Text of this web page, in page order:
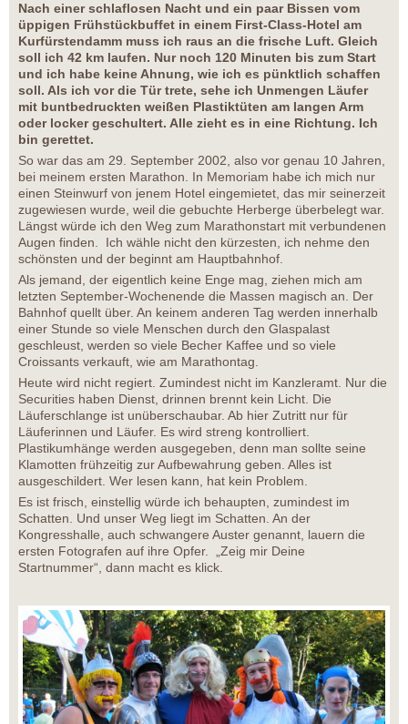
Nach einer schlaflosen Nacht und ein paar Bissen vom
üppigen Frühstückbuffet in einem First-Class-Hotel am
Kurfürstendamm muss ich raus an die frische Luft. Gleich
soll ich 42 km laufen. Nur noch 120 Minuten bis zum Start
und ich habe keine Ahnung, wie ich es pünktlich schaffen
soll. Als ich vor die Tür trete, sehe ich Unmengen Läufer
mit buntbedruckten weißen Plastiktüten am langen Arm
oder locker geschultert. Alle zieht es in eine Richtung. Ich
bin gerettet.
So war das am 29. September 2002, also vor genau 10 Jahren,
bei meinem ersten Marathon. In Memoriam habe ich mich nur
einen Steinwurf von jenem Hotel eingemietet, das mir seinerzeit
zugewiesen wurde, weil die gebuchte Herberge überbelegt war.
Längst würde ich den Weg zum Marathonstart mit verbundenen
Augen finden. Ich wähle nicht den kürzesten, ich nehme den
schönsten und der beginnt am Hauptbahnhof.
Als jemand, der eigentlich keine Enge mag, ziehen mich am
letzten September-Wochenende die Massen magisch an. Der
Bahnhof quellt über. An keinem anderen Tag werden innerhalb
einer Stunde so viele Menschen durch den Glaspalast
geschleust, werden so viele Becher Kaffee und so viele
Croissants verkauft, wie am Marathontag.
Heute wird nicht regiert. Zumindest nicht im Kanzleramt. Nur die
Securities haben Dienst, drinnen brennt kein Licht. Die
Läuferschlange ist unüberschaubar. Ab hier Zutritt nur für
Läuferinnen und Läufer. Es wird streng kontrolliert.
Plastikumhänge werden ausgegeben, denn man sollte seine
Klamotten frühzeitig zur Aufbewahrung geben. Alles ist
ausgeschildert. Wer lesen kann, hat kein Problem.
Es ist frisch, einstellig würde ich behaupten, zumindest im
Schatten. Und unser Weg liegt im Schatten. An der
Kongresshalle, auch schwangere Auster genannt, lauern die
ersten Fotografen auf ihre Opfer. „Zeig mir Deine
Startnummer“, dann macht es klick.